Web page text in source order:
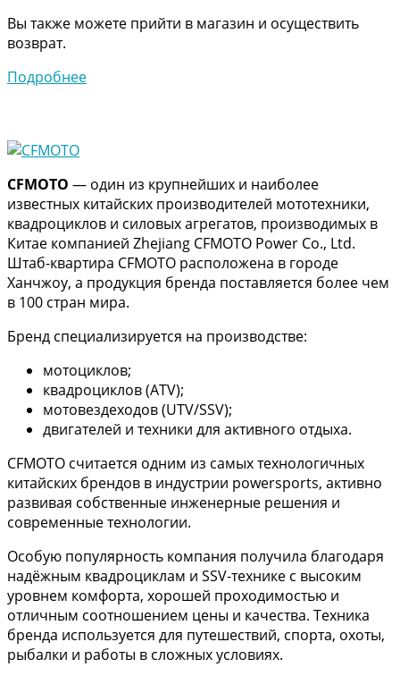
Вы также можете прийти в магазин и осуществить
возврат.
Подробнее
CFMOTO — один из крупнейших и наиболее
известных китайских производителей мототехники,
квадроциклов и силовых агрегатов, производимых в
Китае компанией Zhejiang CFMOTO Power Co., Ltd.
Штаб-квартира CFMOTO расположена в городе
Ханчжоу, а продукция бренда поставляется более чем
в 100 стран мира.
Бренд специализируется на производстве:
мотоциклов;
квадроциклов (ATV);
мотовездеходов (UTV/SSV);
двигателей и техники для активного отдыха.
CFMOTO считается одним из самых технологичных
китайских брендов в индустрии powersports, активно
развивая собственные инженерные решения и
современные технологии.
Особую популярность компания получила благодаря
надёжным квадроциклам и SSV-технике с высоким
уровнем комфорта, хорошей проходимостью и
отличным соотношением цены и качества. Техника
бренда используется для путешествий, спорта, охоты,
рыбалки и работы в сложных условиях.